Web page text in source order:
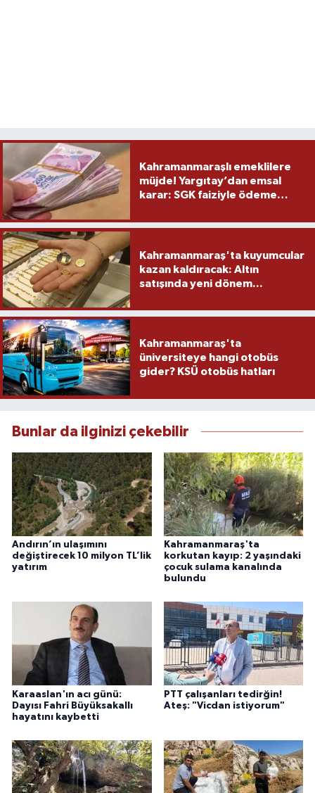
Kahramanmaraşlı emeklilere
müjde! Yargıtay’dan emsal
karar: SGK faiziyle ödeme
Kahramanmaraş'ta kuyumcular
kazan kaldıracak: Altın
satışında yeni dönem...
Kahramanmaraş'ta
üniversiteye hangi otobüs
gider? KSÜ otobüs hatları
Bunlar da ilginizi çekebilir
Andırın’ın ulaşımını
değiştirecek 10 milyon TL’lik
yatırım
Kahramanmaraş'ta
korkutan kayıp: 2 yaşındaki
çocuk sulama kanalında
bulundu
Karaaslan'ın acı günü:
Dayısı Fahri Büyüksakallı
hayatını kaybetti
PTT çalışanları tedirğin!
Ateş: "Vicdan istiyorum"